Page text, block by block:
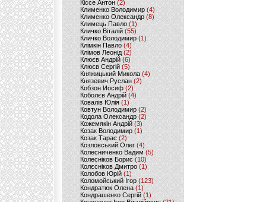
Кіссе Антон (2)
Клименко Володимир(4)
Клименко Олександр (8)
Климець Павло (1)
Кличко Віталій(55)
Кличко Володимир (1)
Клімкін Павло (4)
Клімов Леонід(2)
Клюєв Андрій(6)
Клюєв Сергій (5)
Княжицький Микола(4)
Князевич Руслан (2)
Кобзон Иосиф(2)
Коболєв Андрій (4)
Ковалів Юлія(1)
Ковтун Володимир (2)
Кодола Олександр (2)
Кожемякін Андрій (3)
Козак Володимир (1)
Козак Тарас (2)
Козловський Олег(4)
Колесниченко Вадим (5)
Колесніков Борис (10)
Колєсніков Дмитро (1)
Колобов Юрій (1)
Коломойський Ігор (123)
Кондратюк Олена(1)
Кондрашенко Сергій (1)